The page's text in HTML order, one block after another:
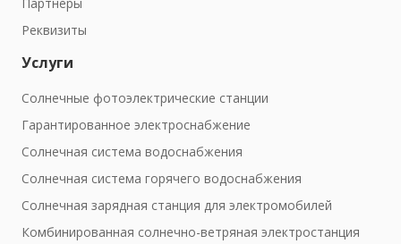
Реквизиты
Услуги
Солнечные фотоэлектрические станции
Гарантированное электроснабжение
Солнечная система водоснабжения
Солнечная система горячего водоснабжения
Солнечная зарядная станция для электромобилей
Комбинированная солнечно-ветряная электростанция